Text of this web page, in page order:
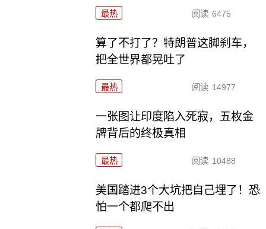
最热 阅读 6475
算了不打了？特朗普这脚刹车，
把全世界都晃吐了
最热 阅读 14977
一张图让印度陷入死寂，五枚金
牌背后的终极真相
最热 阅读 10488
美国踏进3个大坑把自己埋了！恐
怕一个都爬不出